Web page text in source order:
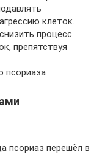
клеток.
процесс
препятствуя
псориаза
псориаз перешёл в